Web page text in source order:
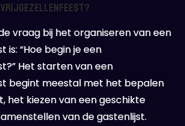
vrijgezellenfeest?
vraag bij het organiseren van een
is: “Hoe begin je een
Het starten van een
begint meestal met het bepalen
het kiezen van een geschikte
van de gastenlijst.